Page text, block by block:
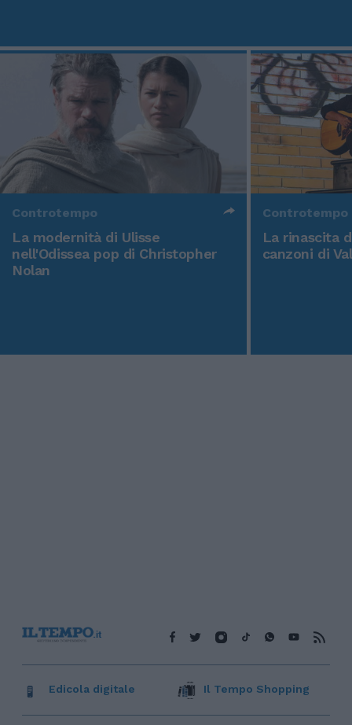
Controtempo
La modernità di Ulisse
nell'Odissea pop di Christopher
Nolan
Controtempo
La rinascita
canzoni di
Edicola digitale Il Tempo Shopping